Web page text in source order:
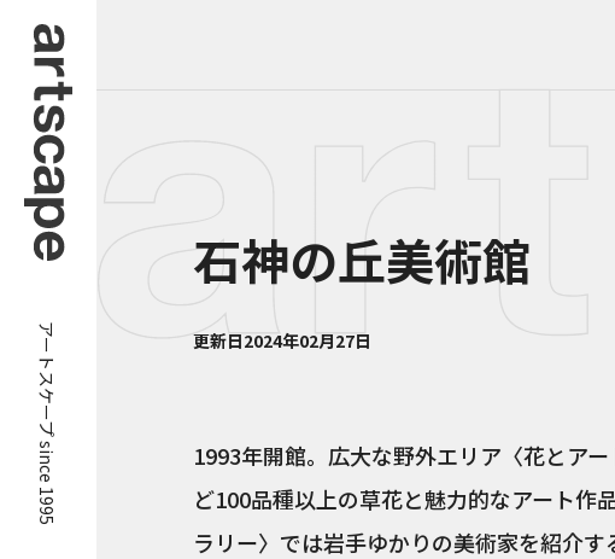
アートスケープ since 1995
石神の丘美術館
更新日2024年02月27日
1993年開館。広大な野外エリア〈花とア
ど100品種以上の草花と魅力的なアート作
ラリー〉では岩手ゆかりの美術家を紹介